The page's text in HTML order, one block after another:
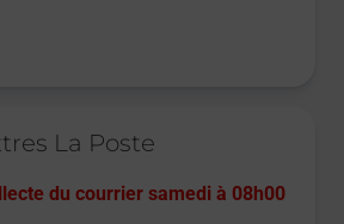
La Poste
du courrier samedi à 08h00